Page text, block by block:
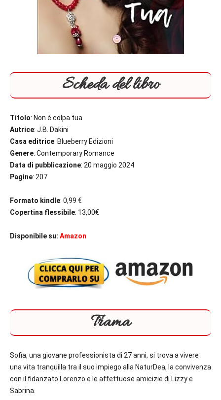
Scheda del libro
Titolo: Non è colpa tua
Autrice: J.B. Dakini
Casa editrice: Blueberry Edizioni
Genere: Contemporary Romance
Data di pubblicazione: 20 maggio 2024
Pagine: 207
Formato kindle: 0,99 €
Copertina flessibile: 13,00€
Disponibile su: Amazon
Trama
Sofia, una giovane professionista di 27 anni, si trova a vivere
una vita tranquilla tra il suo impiego alla NaturDea, la convivenza
con il fidanzato Lorenzo e le affettuose amicizie di Lizzy e
Sabrina.